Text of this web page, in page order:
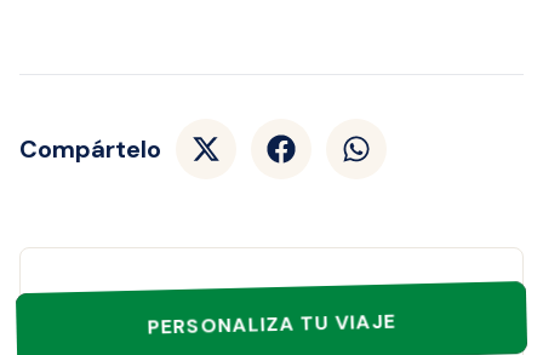
Compártelo
PERSONALIZA TU VIAJE